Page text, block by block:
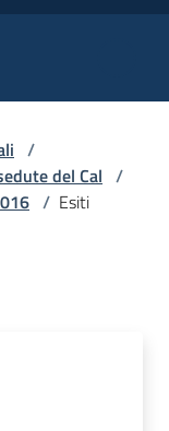
/
del Cal /
/ Esiti